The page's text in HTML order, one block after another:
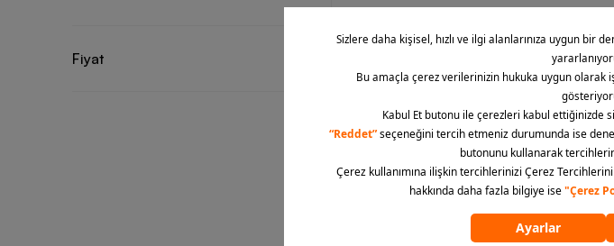
Fiyat
Nike Mercurial Zoom Vapor 16 Elite FG
Firm-Ground Low-Top Erkek Krampon
10 Renk
2 ve Üzerine Sepette Ek %10 İndirim